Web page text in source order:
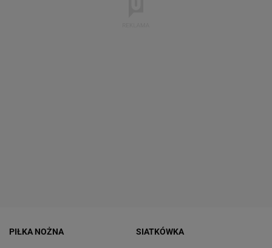
PIŁKA NOŻNA SIATKÓWKA